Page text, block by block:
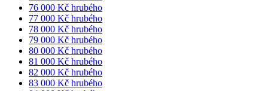
76 000 Kč hrubého
77 000 Kč hrubého
78 000 Kč hrubého
79 000 Kč hrubého
80 000 Kč hrubého
81 000 Kč hrubého
82 000 Kč hrubého
83 000 Kč hrubého